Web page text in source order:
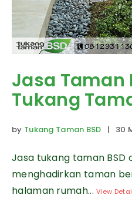
Jasa Taman
Tukang
by Tukang Taman BSD | 30
Jasa tukang taman
menghadirkan taman
halaman rumah...View